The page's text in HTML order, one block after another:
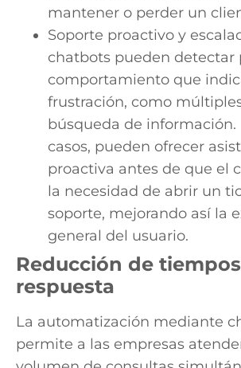
mantener o perder un
Soporte proactivo y
chatbots pueden detectar
comportamiento que
frustración, como
búsqueda de información.
casos, pueden ofrecer
proactiva antes de que el
la necesidad de abrir un
soporte, mejorando así la
general del usuario.
Reducción de
respuesta
La automatización mediante
permite a las empresas